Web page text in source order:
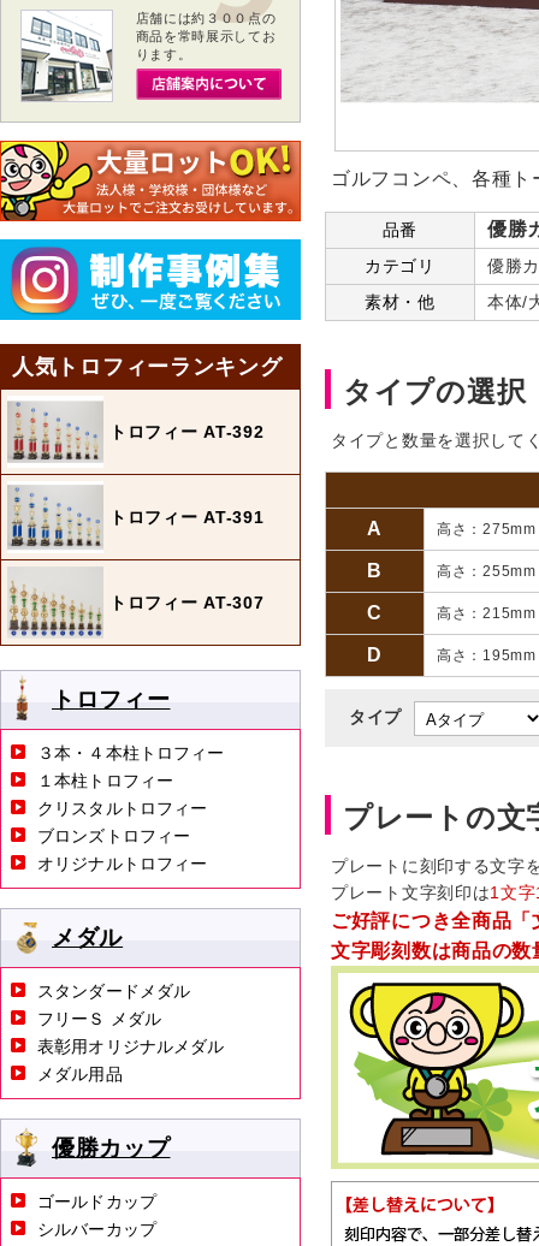
ゴルフコンペ、各種
品番 優勝
カテゴリ
優勝
素材・他
本体/
タイプの選択
タイプと数量を選択して
A 高さ：
B 高さ：
C 高さ：
D 高さ：
タイプ
プレートの文
プレートに刻印する文字
プレート文字刻印は1文
ご好評につき全商品
文字彫刻数は商品の
店舗には約３００点の
商品を常時展示してお
ります。
人気トロフィーランキング
トロフィー AT-392
トロフィー AT-391
トロフィー AT-307
トロフィー
３本・４本柱トロフィー
１本柱トロフィー
クリスタルトロフィー
ブロンズトロフィー
オリジナルトロフィー
メダル
スタンダードメダル
フリーＳ メダル
表彰用オリジナルメダル
メダル用品
優勝カップ
ゴールドカップ
シルバーカップ